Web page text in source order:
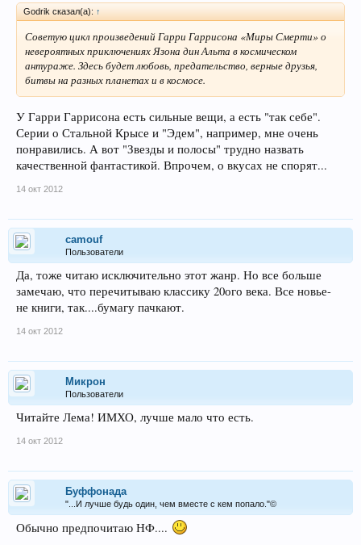
Godrik сказал(а): ↑
Советую цикл произведений Гарри Гаррисона «Миры Смерти» о
невероятных приключениях Язона дин Альта в космическом
антураже. Здесь будет любовь, предательство, верные друзья,
битвы на разных планетах и в космосе.
У Гарри Гаррисона есть сильные вещи, а есть "так себе".
Серии о Стальной Крысе и "Эдем", например, мне очень
понравились. А вот "Звезды и полосы" трудно назвать
качественной фантастикой. Впрочем, о вкусах не спорят...
14 окт 2012
camouf
Пользователи
Да, тоже читаю исключительно этот жанр. Но все больше
замечаю, что перечитываю классику 20ого века. Все новье-
не книги, так....бумагу пачкают.
14 окт 2012
Микрон
Пользователи
Читайте Лема! ИМХО, лучше мало что есть.
14 окт 2012
Буффонада
"...И лучше будь один, чем вместе с кем попало."©
Обычно предпочитаю НФ....